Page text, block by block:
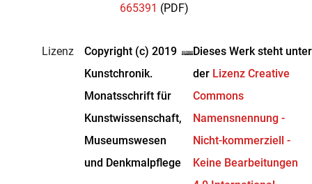
665391 (PDF)
Lizenz
Copyright (c) 2019
Kunstchronik.
Monatsschrift für
Kunstwissenschaft,
Museumswesen
und Denkmalpflege
Dieses Werk steht unter
der Lizenz Creative
Commons
Namensnennung -
Nicht-kommerziell -
Keine Bearbeitungen